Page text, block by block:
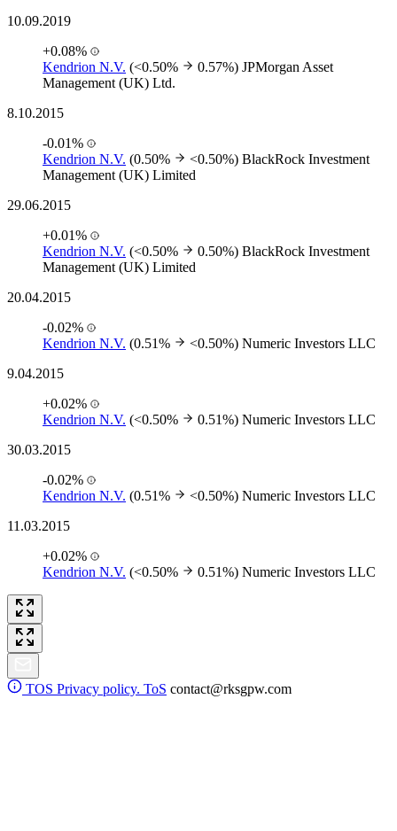
10.09.2019
+0.08%
Kendrion N.V. (<0.50% 0.57%) JPMorgan Asset
Management (UK) Ltd.
8.10.2015
-0.01%
Kendrion N.V. (0.50% <0.50%) BlackRock Investment
Management (UK) Limited
29.06.2015
+0.01%
Kendrion N.V. (<0.50% 0.50%) BlackRock Investment
Management (UK) Limited
20.04.2015
-0.02%
Kendrion N.V. (0.51% <0.50%) Numeric Investors LLC
9.04.2015
+0.02%
Kendrion N.V. (<0.50% 0.51%) Numeric Investors LLC
30.03.2015
-0.02%
Kendrion N.V. (0.51% <0.50%) Numeric Investors LLC
11.03.2015
+0.02%
Kendrion N.V. (<0.50% 0.51%) Numeric Investors LLC
TOS Privacy policy. ToS contact@rksgpw.com